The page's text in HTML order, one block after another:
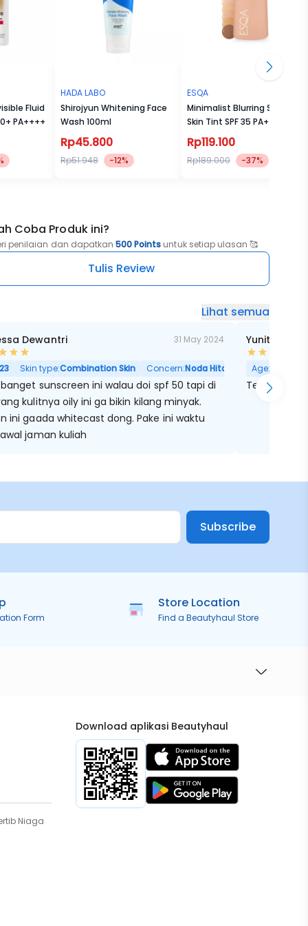
Fluid
PA++++
HADA LABO
Shirojyun Whitening Face
Wash 100ml
Rp45.800
Rp51.948 -12%
ESQA
Minimalist Blurring Serum
Skin Tint SPF 35 PA++
Rp119.100
Rp189.000 -37%
Coba Produk ini?
penilaian dan dapatkan 500 Points untuk setiap ulasan 🥰
Tulis Review
Lihat semua
Dewantri 31 May 2024
23 Skin type:Combination Skin Concern:Noda Hitam, Berminyak, Pori
banget sunscreen ini walau doi spf 50 tapi di
kulitnya oily ini ga bikin kilang minyak.
ini gaada whitecast dong. Pake ini waktu
jaman kuliah
Yunita
Age:
Tekstur
Subscribe
Form
Store Location
Find a Beautyhaul Store
Niaga
Download aplikasi Beautyhaul